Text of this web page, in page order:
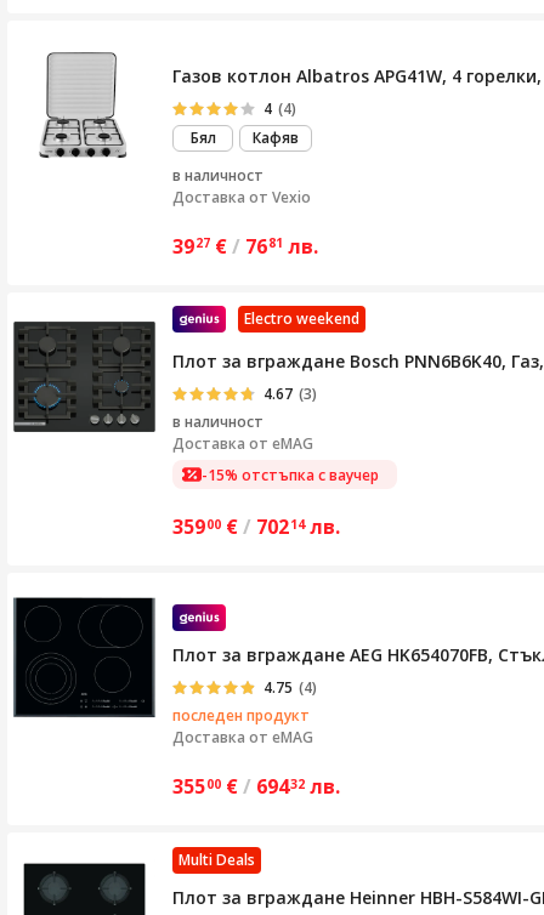
Газов котлон Albatros APG41W, 4
4 (4)
Бял
Кафяв
в наличност
Доставка от Vexio
3927 €/ 7681 лв.
Electro weekend
Плот за вграждане Bosch PNN6B6K40,
4.67 (3)
в наличност
Доставка от eMAG
-15% отстъпка с ваучер
35900 €/ 70214 лв.
Плот за вграждане AEG HK654070FB,
4.75 (4)
последен продукт
Доставка от eMAG
35500 €/ 69432 лв.
Multi Deals
Плот за вграждане Heinner HBH-S584WI-